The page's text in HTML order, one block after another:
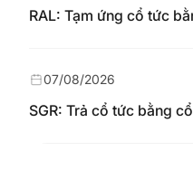
RAL: Tạm ứng cổ tức
SGR: Trả cổ tức bằng
07/08/2026